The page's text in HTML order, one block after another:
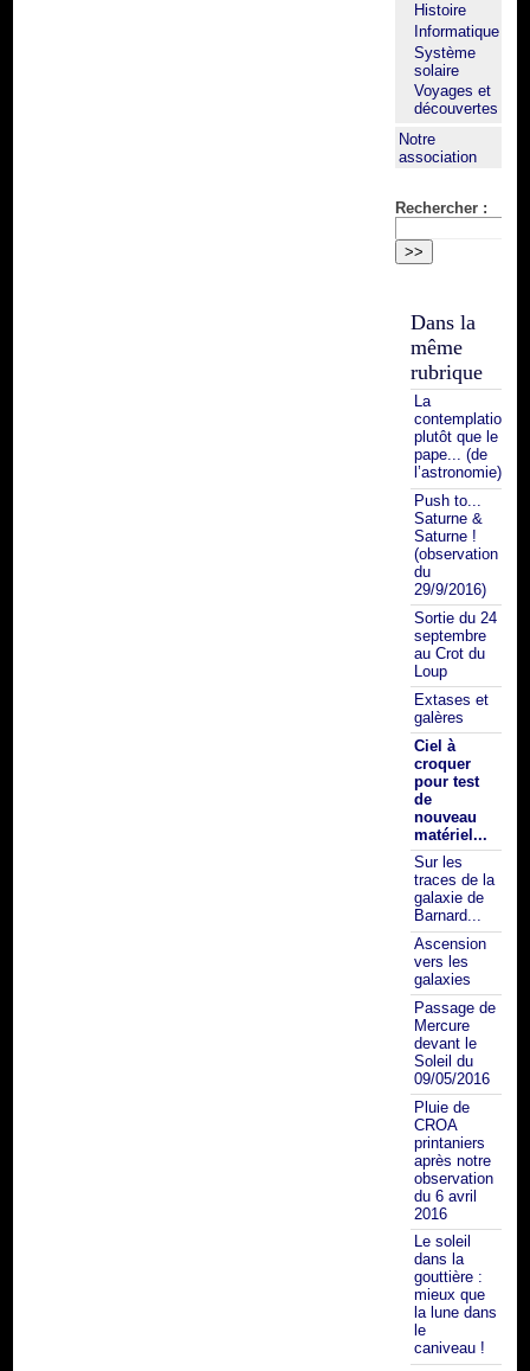
Histoire
Informatique
Système
solaire
Voyages et
découvertes
Notre
association
Rechercher :
Dans la
même
rubrique
La
contemplation,
plutôt que le
pape... (de
l’astronomie) !!
Push to...
Saturne &
Saturne !
(observation
du
29/9/2016)
Sortie du 24
septembre
au Crot du
Loup
Extases et
galères
Ciel à
croquer
pour test
de
nouveau
matériel...
Sur les
traces de la
galaxie de
Barnard...
Ascension
vers les
galaxies
Passage de
Mercure
devant le
Soleil du
09/05/2016
Pluie de
CROA
printaniers
après notre
observation
du 6 avril
2016
Le soleil
dans la
gouttière :
mieux que
la lune dans
le
caniveau !